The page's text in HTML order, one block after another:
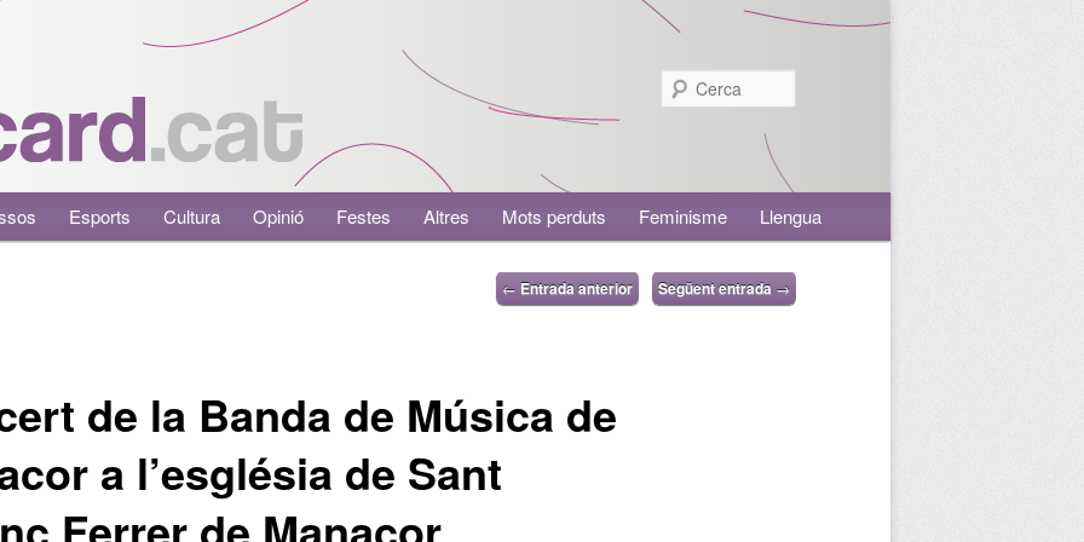
Esports Cultura Opinió Festes Altres Mots perduts Feminisme Llengua
← Entrada anterior Següent entrada →
de la Banda de Música de
a l’església de Sant
Ferrer de Manacor